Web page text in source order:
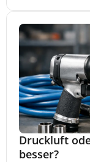
Druckluft
besser?